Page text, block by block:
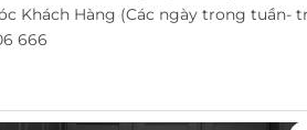
Khách Hàng (Các ngày trong tuần-
666